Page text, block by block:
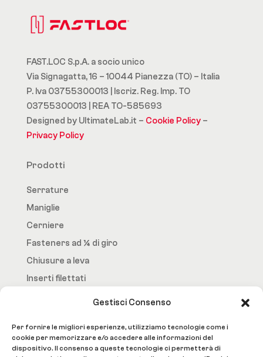
Gestisci Consenso
Per fornire le migliori esperienze, utilizziamo tecnologie come i
cookie per memorizzare e/o accedere alle informazioni del
dispositivo. Il consenso a queste tecnologie ci permetterà di
FAST.LOC S.p.A. a socio unico
Via Signagatta, 16 – 10044 Pianezza (TO) – Italia
P. Iva 03755300013 | Iscriz. Reg. Imp. TO
03755300013 | REA TO-585693
Designed by UltimateLab.it – Cookie Policy–
Privacy Policy
Prodotti
Serrature
Maniglie
Cerniere
Fasteners ad ¼ di giro
Chiusure a leva
Inserti filettati
Home Page
Azienda